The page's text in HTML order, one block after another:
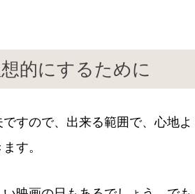
的にするために
すので、出来る範囲で、心地
す。